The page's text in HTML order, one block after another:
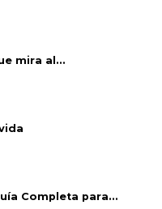
mira al...
Completa para...